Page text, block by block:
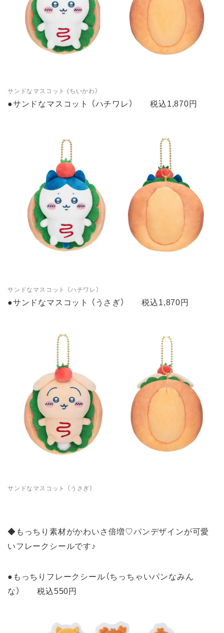
サンドなマスコット (ちいかわ）
●サンドなマスコット （ハチワレ） 税込1,870円
サンドなマスコット （ハチワレ）
●サンドなマスコット （うさぎ） 税込1,870円
サンドなマスコット （うさぎ）
◆もっちり素材がかわいさ倍増♡パンデザインが可愛
いフレークシールです♪
●もっちりフレークシール（ちっちゃいパンなみん
な） 税込550円